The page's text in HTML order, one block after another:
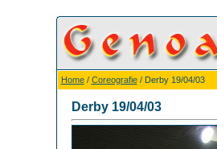
Home/ Coreografie/ Derby 19/04/03
Derby 19/04/03